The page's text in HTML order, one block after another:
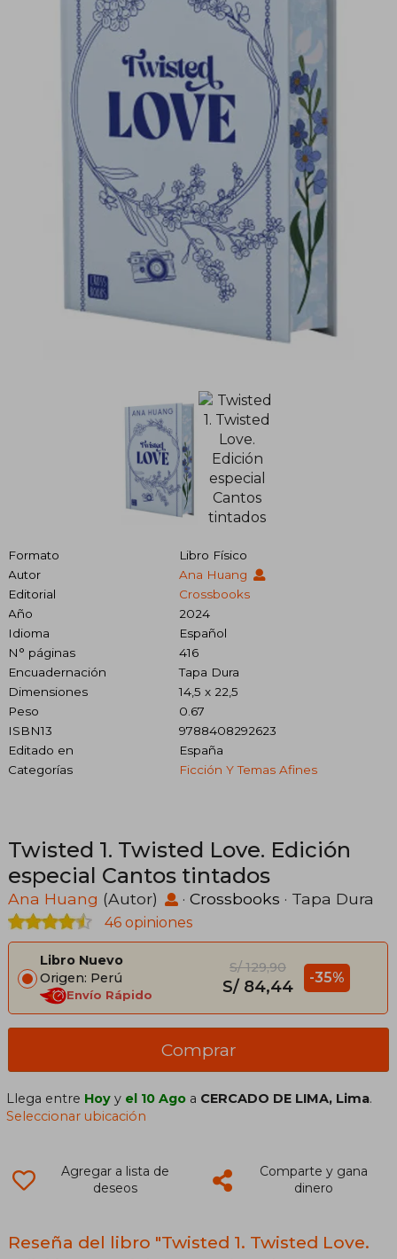
Formato
Libro Físico
Autor
Ana Huang
Editorial
Crossbooks
Año
2024
Idioma
Español
N° páginas
416
Encuadernación
Tapa Dura
Dimensiones
14,5 x 22,5
Peso
0.67
ISBN13
9788408292623
Editado en
España
Categorías
Ficción Y Temas Afines
Twisted 1. Twisted Love. Edición
especial Cantos tintados
Ana Huang (Autor) · Crossbooks · Tapa Dura
46 opiniones
Libro Nuevo
Origen: Perú
Envío Rápido
S/ 129,90
S/ 84,44 -35%
Comprar
Llega entre Hoy y el 10 Ago a CERCADO DE LIMA, Lima.
Seleccionar ubicación
Agregar a lista de
deseos
Comparte y gana
dinero
Reseña del libro "Twisted 1. Twisted Love.